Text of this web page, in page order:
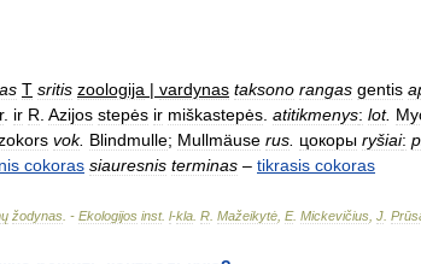
T sritis zoologija | vardynas taksono rangas gentis
. ir R Azijos stepės ir miškastepės atitikmenys: lot.
vok. Blindmulle; Mullmäuse rus цокоры ryšiai:
cokoras siauresnis terminas – tikrasis cokoras
žodynas . - Ekologijos inst. l-kla R Mažeikytė E. Mickevičius J